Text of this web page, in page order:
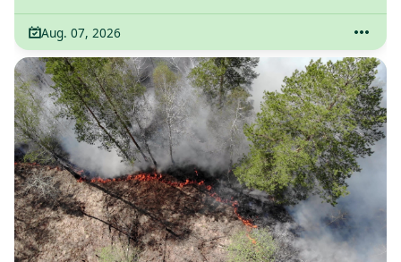
Aug. 07, 2026